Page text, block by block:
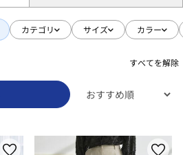
カテゴリ サイズ カラー
すべてを解除